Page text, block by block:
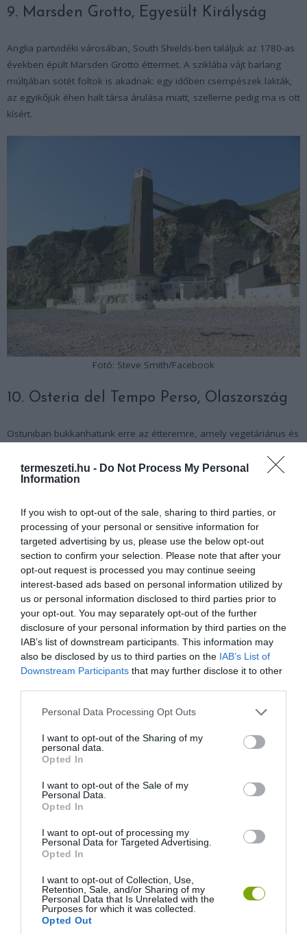
termeszeti.hu - Do Not Process My Personal
Information
If you wish to opt-out of the sale, sharing to third parties, or
processing of your personal or sensitive information for
targeted advertising by us, please use the below opt-out
section to confirm your selection. Please note that after your
opt-out request is processed you may continue seeing
interest-based ads based on personal information utilized by
us or personal information disclosed to third parties prior to
your opt-out. You may separately opt-out of the further
disclosure of your personal information by third parties on the
IAB’s list of downstream participants. This information may
also be disclosed by us to third parties on the IAB’s List of
Downstream Participants that may further disclose it to other
Please note that this website/app uses one or more Google
not limited to your visit or usage behaviour. You may click to
grant or deny consent to Google and its third-party tags to
use your data for below specified purposes in below Google
consent section.
Personal Data Processing Opt Outs
I want to opt-out of the Sharing of my
personal data.
Opted In
I want to opt-out of the Sale of my
Personal Data.
Opted In
I want to opt-out of processing my
Personal Data for Targeted Advertising.
Opted In
I want to opt-out of Collection, Use,
Retention, Sale, and/or Sharing of my
Personal Data that Is Unrelated with the
Purposes for which it was collected.
Opted Out
9. Marsden Grotto, Egyesült Királyság
Anglia partvidéki városában, South Shields-ben találjuk az 1780-as
években épült Marsden Grotto éttermet. A sziklába vájt barlang
múltjában sötét foltok is akadnak: egy időben csempészek lakták,
az egyikőjük éhen halt társa árulása miatt, szelleme pedig ma is ott
kísért.
Fotó: Steve Smith/Facebook
10. Osteria del Tempo Perso, Olaszország
Ostuniban bukkanhatunk erre az étteremre, amely vegetáriánus és